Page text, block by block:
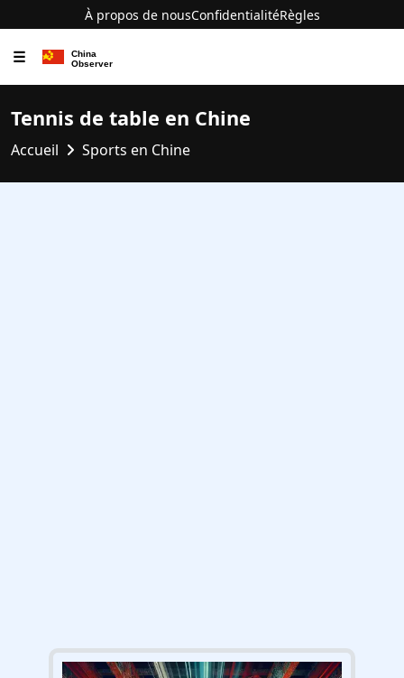
À propos de nousConfidentialitéRègles
☰
Tennis de table en Chine
Accueil Sports en Chine